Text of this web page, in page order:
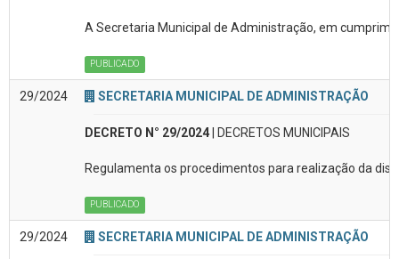
A Secretaria Municipal de Administração, em
PUBLICADO
29/2024 SECRETARIA MUNICIPAL DE ADMINISTRAÇÃO
DECRETO N° 29/2024| DECRETOS MUNICIPAIS
Regulamenta os procedimentos para realização da
PUBLICADO
29/2024 SECRETARIA MUNICIPAL DE ADMINISTRAÇÃO